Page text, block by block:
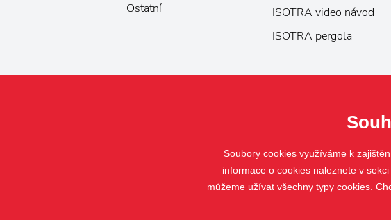
Ostatní
ISOTRA video návod
ISOTRA pergola
Soubory cookies využíváme k
informace o cookies naleznete v sekci
můžeme užívat všechny typy cookies.